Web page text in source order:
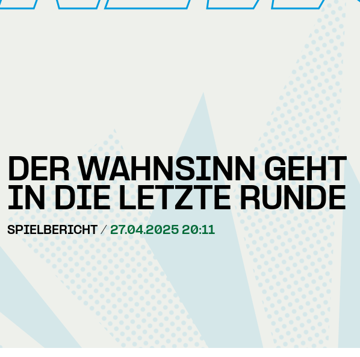
DER WAHNSINN GEHT
IN DIE LETZTE RUNDE
SPIELBERICHT / 27.04.2025 20:11